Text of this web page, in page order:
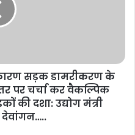
सड़क डामरीकरण के
पर चर्चा कर वैकल्पिक
की दशा: उद्योग मंत्री